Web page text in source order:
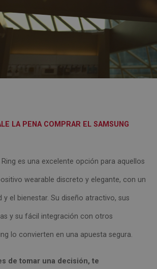
LA PENA COMPRAR EL SAMSUNG
Ring es una excelente opción para aquellos
wearable discreto y elegante, con un
y el bienestar. Su diseño atractivo, sus
y su fácil integración con otros
lo convierten en una apuesta segura.
de tomar una decisión, te